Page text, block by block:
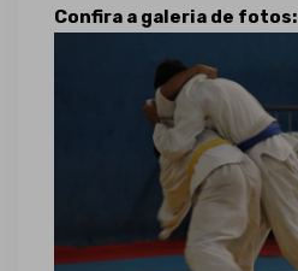
Confira a galeria de fotos: